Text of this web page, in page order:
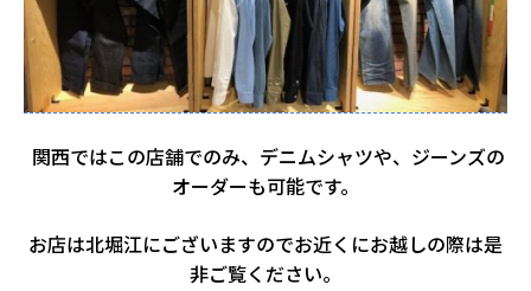
関西ではこの店舗でのみ、デニムシャツや、ジーンズの
オーダーも可能です。
お店は北堀江にございますのでお近くにお越しの際は是
非ご覧ください。